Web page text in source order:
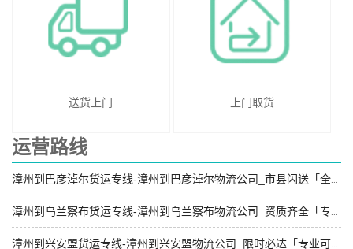
送货上门 上门取货
运营路线